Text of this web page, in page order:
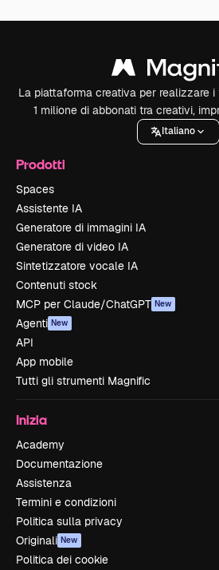
La piattaforma creativa per realizzare
1 milione di abbonati tra creativi,
Italiano
Prodotti
Spaces
Assistente IA
Generatore di immagini IA
Generatore di video IA
Sintetizzatore vocale IA
Contenuti stock
MCP per Claude/ChatGPT New
Agenti New
API
App mobile
Tutti gli strumenti Magnific
Inizia
Academy
Documentazione
Assistenza
Termini e condizioni
Politica sulla privacy
Originali New
Politica dei cookie